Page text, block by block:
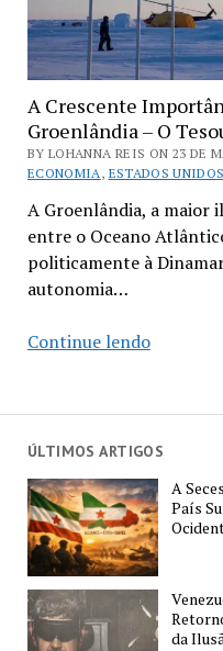
A Crescente
Groenlândia – O
BY LOHANNA REIS ON 23 DE
ECONOMIA, ESTADOS UNIDOS
A Groenlândia, a maior
entre o Oceano
politicamente à
autonomia…
Continue lendoA
da
–
O
Tesouro
Ártico
ÚLTIMOS ARTIGOS
A
País
da